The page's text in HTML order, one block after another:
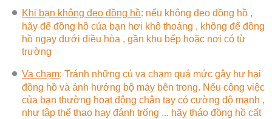
Khi bạn không đeo đồng hồ: nếu không đeo đồng hồ ,
hãy để đồng hồ của bạn hơi khô thoáng , không để đồng
hồ ngay dưới điều hòa , gần khu bếp hoặc nơi có từ
trường
Va chạm: Tránh những cú va chạm quá mức gây hư hại
đồng hồ và ảnh hưởng bộ máy bên trong. Nếu công việc
của bạn thường hoạt động chân tay có cường độ mạnh ,
như tập thể thao hay đánh trống ... hãy tháo đồng hồ cất